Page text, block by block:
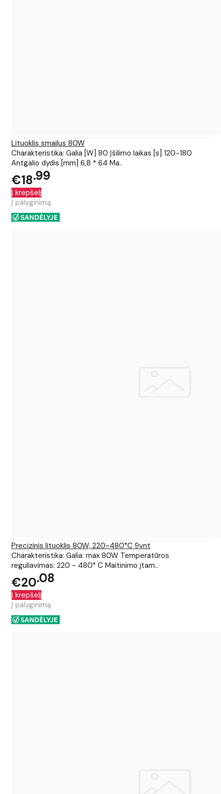
Lituoklis smailus 80W
Charakteristika: Galia [W] 80 Įšilimo laikas [s] 120-180
Antgalio dydis [mm] 6,8 * 64 Ma..
€18 99
Į krepšelį
Į palyginimą
Precizinis lituoklis 80W, 220-480°C 9vnt
Charakteristika: Galia: max 80W Temperatūros
reguliavimas: 220 - 480° C Maitinimo įtam..
€20 08
Į krepšelį
Į palyginimą